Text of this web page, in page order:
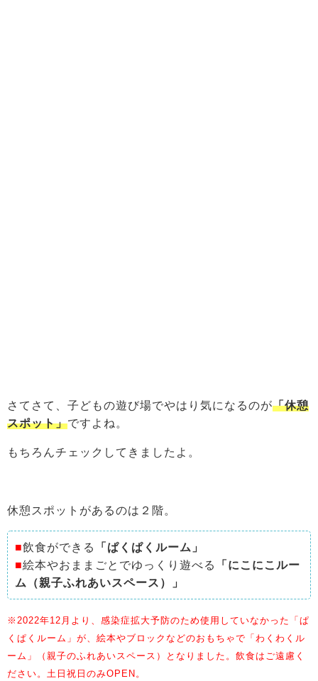
さてさて、子どもの遊び場でやはり気になるのが「休憩
スポット」ですよね。
もちろんチェックしてきましたよ。
休憩スポットがあるのは２階。
■飲食ができる
「ぱくぱくルーム」
■絵本やおままごとでゆっくり遊べる
「にこにこルー
ム（親子ふれあいスペース）」
※2022年12月より、感染症拡大予防のため使用していなかった「ぱ
くぱくルーム」が、絵本やブロックなどのおもちゃで「わくわくル
ーム」（親子のふれあいスペース）となりました。飲食はご遠慮く
ださい。土日祝日のみOPEN。